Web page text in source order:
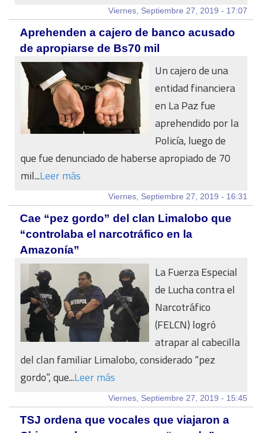
Viernes, Septiembre 27, 2019 - 17:07
Aprehenden a cajero de banco acusado
de apropiarse de Bs70 mil
Un cajero de una
entidad financiera
en La Paz fue
aprehendido por la
Policía, luego de
que fue denunciado de haberse apropiado de 70
mil...Leer más
Viernes, Septiembre 27, 2019 - 16:31
Cae “pez gordo” del clan Limalobo que
“controlaba el narcotráfico en la
Amazonía”
La Fuerza Especial
de Lucha contra el
Narcotráfico
(FELCN) logró
atrapar al cabecilla
del clan familiar Limalobo, considerado “pez
gordo”, que...Leer más
Viernes, Septiembre 27, 2019 - 15:45
TSJ ordena que vocales que viajaron a